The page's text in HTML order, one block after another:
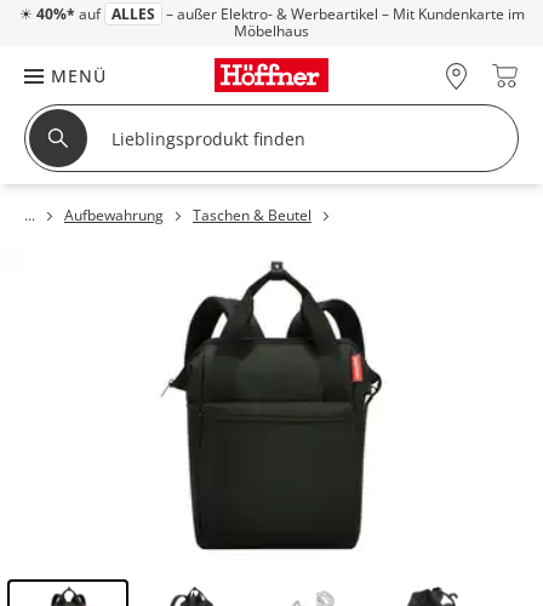
☀ 40%* auf ALLES – außer Elektro- & Werbeartikel – Mit Kundenkarte im
Möbelhaus
MENÜ
Aufbewahrung Taschen & Beutel